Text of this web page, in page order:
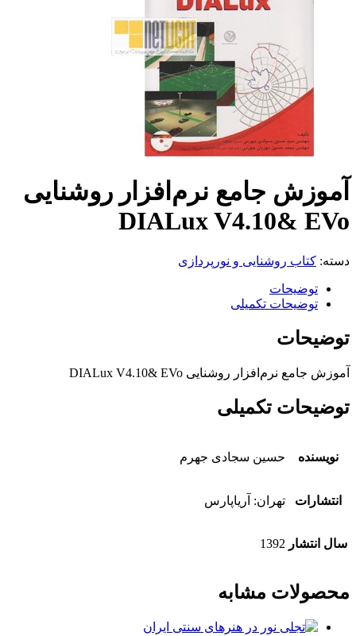
آموزش جامع نرم‌افزار روشنایی
DIALux V4.10& EVo
دسته: کتاب روشنایی و نورپردازی
توضیحات
توضیحات تکمیلی
توضیحات
آموزش جامع نرم‌افزار روشنایی DIALux V4.10& EVo
توضیحات تکمیلی
نویسنده حسین سجادی ‌جهرم
انتشارات تهران: آریاپارس
سال انتشار 1392
محصولات مشابه